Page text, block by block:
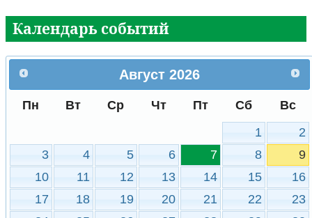
Календарь событий
Август 2026
Пн Вт Ср Чт Пт Сб
Вс
1
2
3
4 5 6 7 8
9
10
11 12 13 14 15
16
17
18 19 20 21 22
23